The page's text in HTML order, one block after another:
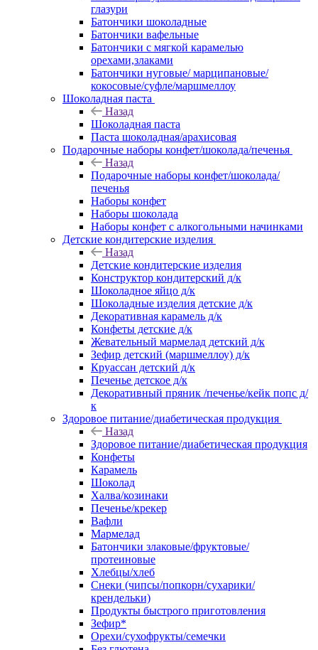
глазури
Батончики шоколадные
Батончики вафельные
Батончики с мягкой карамелью
орехами,злаками
Батончики нуговые/ марципановые/
кокосовые/суфле/маршмеллоу
Шоколадная паста
Назад
Шоколадная паста
Паста шоколадная/арахисовая
Подарочные наборы конфет/шоколада/печенья
Назад
Подарочные наборы конфет/шоколада/
печенья
Наборы конфет
Наборы шоколада
Наборы конфет с алкогольными начинками
Детские кондитерские изделия
Назад
Детские кондитерские изделия
Конструктор кондитерский д/к
Шоколадное яйцо д/к
Шоколадные изделия детские д/к
Декоративная карамель д/к
Конфеты детские д/к
Жевательный мармелад детский д/к
Зефир детский (маршмеллоу) д/к
Круассан детский д/к
Печенье детское д/к
Декоративный пряник /печенье/кейк попс д/
к
Здоровое питание/диабетическая продукция
Назад
Здоровое питание/диабетическая продукция
Конфеты
Карамель
Шоколад
Халва/козинаки
Печенье/крекер
Вафли
Мармелад
Батончики злаковые/фруктовые/
протеиновые
Хлебцы/хлеб
Снеки (чипсы/попкорн/сухарики/
крендельки)
Продукты быстрого приготовления
Зефир*
Орехи/сухофрукты/семечки